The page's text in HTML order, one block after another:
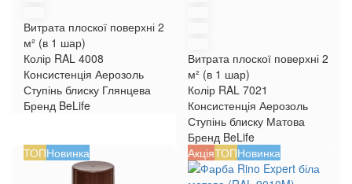
Витрата плоскої поверхні 2
м² (в 1 шар)
Колір RAL 4008
Консистенція Аерозоль
Ступінь блиску Глянцева
Бренд BeLife
Витрата плоскої поверхні 2
м² (в 1 шар)
Колір RAL 7021
Консистенція Аерозоль
Ступінь блиску Матова
Бренд BeLife
ТОПНовинка АкціяТОПНовинка